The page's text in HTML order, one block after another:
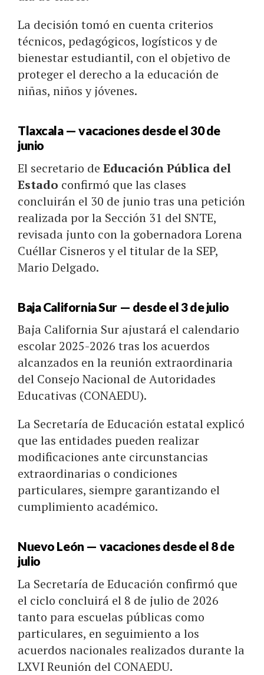
La decisión tomó en cuenta criterios
técnicos, pedagógicos, logísticos y de
bienestar estudiantil, con el objetivo de
proteger el derecho a la educación de
niñas, niños y jóvenes.
Tlaxcala — vacaciones desde el 30 de
junio
El secretario de Educación Pública del
Estado confirmó que las clases
concluirán el 30 de junio tras una petición
realizada por la Sección 31 del SNTE,
revisada junto con la gobernadora Lorena
Cuéllar Cisneros y el titular de la SEP,
Mario Delgado.
Baja California Sur — desde el 3 de julio
Baja California Sur ajustará el calendario
escolar 2025-2026 tras los acuerdos
alcanzados en la reunión extraordinaria
del Consejo Nacional de Autoridades
Educativas (CONAEDU).
La Secretaría de Educación estatal explicó
que las entidades pueden realizar
modificaciones ante circunstancias
extraordinarias o condiciones
particulares, siempre garantizando el
cumplimiento académico.
Nuevo León — vacaciones desde el 8 de
julio
La Secretaría de Educación confirmó que
el ciclo concluirá el 8 de julio de 2026
tanto para escuelas públicas como
particulares, en seguimiento a los
acuerdos nacionales realizados durante la
LXVI Reunión del CONAEDU.